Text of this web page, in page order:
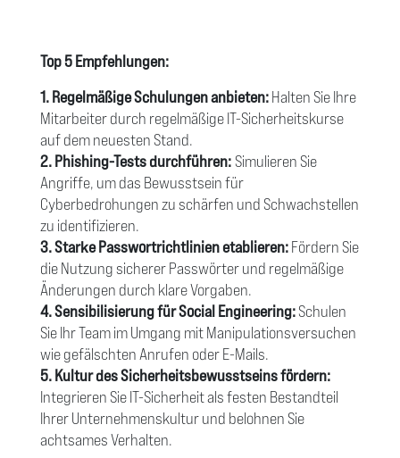
Top 5 Empfehlungen:
1. Regelmäßige Schulungen anbieten:Halten Sie Ihre
Mitarbeiter durch regelmäßige IT-Sicherheitskurse
auf dem neuesten Stand.
2. Phishing-Tests durchführen:Simulieren Sie
Angriffe, um das Bewusstsein für
Cyberbedrohungen zu schärfen und Schwachstellen
zu identifizieren.
3. Starke Passwortrichtlinien etablieren:Fördern Sie
die Nutzung sicherer Passwörter und regelmäßige
Änderungen durch klare Vorgaben.
4. Sensibilisierung für Social Engineering:Schulen
Sie Ihr Team im Umgang mit Manipulationsversuchen
wie gefälschten Anrufen oder E-Mails.
5. Kultur des Sicherheitsbewusstseins fördern:
Integrieren Sie IT-Sicherheit als festen Bestandteil
Ihrer Unternehmenskultur und belohnen Sie
achtsames Verhalten.